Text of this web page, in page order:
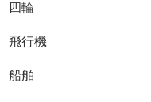
四輪
飛行機
船舶